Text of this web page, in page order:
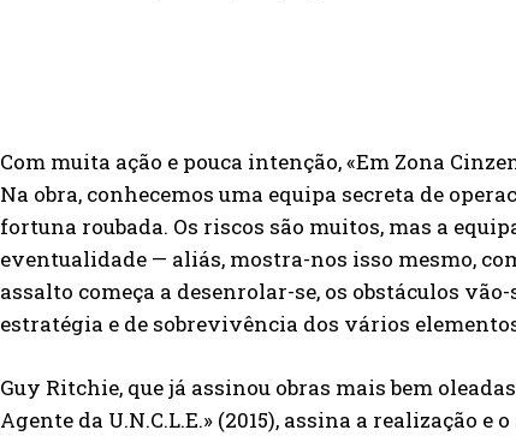
Com muita ação e pouca intenção, «Em Zona
Na obra, conhecemos uma equipa secreta de
fortuna roubada. Os riscos são muitos, mas a
eventualidade — aliás, mostra-nos isso mesmo,
assalto começa a desenrolar-se, os obstáculos
estratégia e de sobrevivência dos vários
Guy Ritchie, que já assinou obras mais bem
Agente da U.N.C.L.E.» (2015), assina a realização